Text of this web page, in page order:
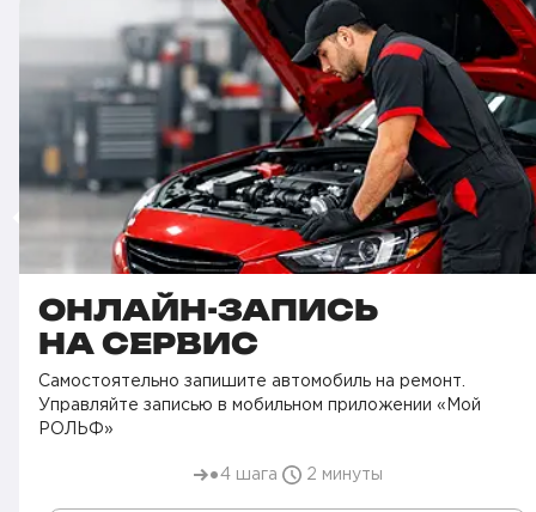
ОНЛАЙН-ЗАПИСЬ
НА СЕРВИС
Самостоятельно запишите автомобиль на ремонт.
Управляйте записью в мобильном приложении «Мой
РОЛЬФ»
4 шага 2 минуты